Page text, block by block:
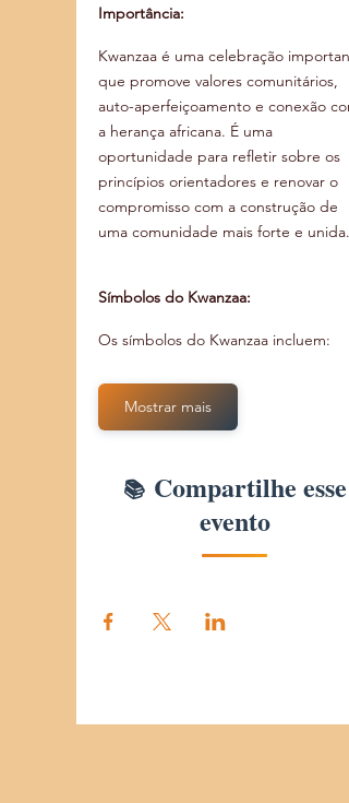
Importância:
Kwanzaa é uma celebração
que promove valores comunitários,
auto-aperfeiçoamento e conexão
a herança africana. É uma
oportunidade para refletir sobre os
princípios orientadores e renovar o
compromisso com a construção de
uma comunidade mais forte e unida.
Símbolos do Kwanzaa:
Os símbolos do Kwanzaa incluem:
Mostrar mais
Compartilhe esse
evento